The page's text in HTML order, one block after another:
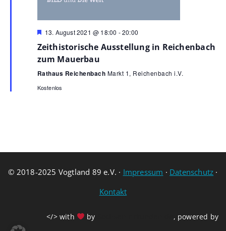
Hervorgehoben
13. August 2021 @ 18:00 -20:00
Zeithistorische Ausstellung in Reichenbach
zum Mauerbau
Rathaus Reichenbach Markt 1, Reichenbach i.V.
Kostenlos
© 2018-2025 Vogtland 89 e.V. · Impressum · Datenschutz ·
Kontakt
</> with by , powered by